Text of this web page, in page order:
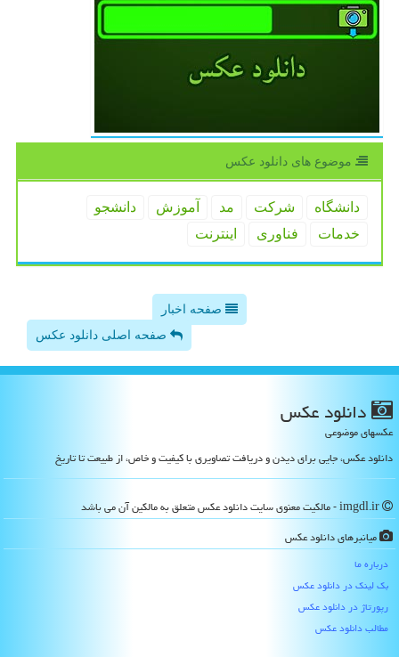
موضوع های دانلود عكس
دانشگاه شركت مد آموزش
دانشجو
خدمات
فناوری اینترنت
صفحه اخبار
صفحه اصلی دانلود عکس
دانلود عكس
عکسهای موضوعی
دانلود عکس، جایی برای دیدن و دریافت تصاویری با کیفیت و خاص، از طبیعت تا تاریخ
میانبرهای دانلود عكس
درباره ما
بک لینک در دانلود عكس
رپورتاژ در دانلود عكس
مطالب دانلود عكس